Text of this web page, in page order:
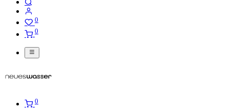
0
0
0